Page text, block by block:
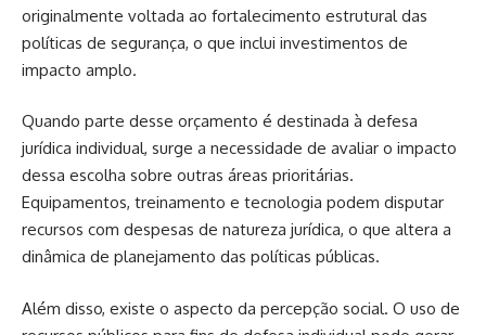
originalmente voltada ao fortalecimento estrutural das
políticas de segurança, o que inclui investimentos de
impacto amplo.
Quando parte desse orçamento é destinada à defesa
jurídica individual, surge a necessidade de avaliar o impacto
dessa escolha sobre outras áreas prioritárias.
Equipamentos, treinamento e tecnologia podem disputar
recursos com despesas de natureza jurídica, o que altera a
dinâmica de planejamento das políticas públicas.
Além disso, existe o aspecto da percepção social. O uso de